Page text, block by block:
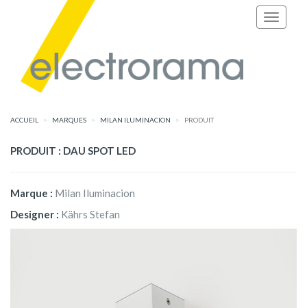
ACCUEIL MARQUES MILAN ILUMINACION PRODUIT
PRODUIT : DAU SPOT LED
Marque : Milan Iluminacion
Designer : Kährs Stefan